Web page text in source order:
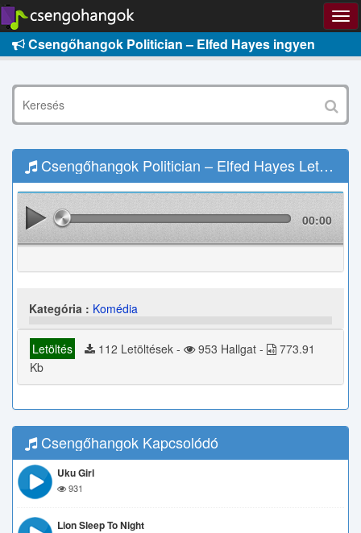
Csengőhangok Politician – Elfed Hayes ingyen
Csengőhangok Politician – Elfed Hayes Letöltés
00:00
Kategória : Komédia
Letöltés 112 Letöltések - 953 Hallgat -
773.91
Kb
Csengőhangok Kapcsolódó
Uku Girl
931
Lion Sleep To Night